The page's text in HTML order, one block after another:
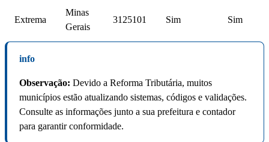
Extrema
Minas
Gerais
3125101 Sim Sim
info
Observação: Devido a Reforma Tributária, muitos
municípios estão atualizando sistemas, códigos e validações.
Consulte as informações junto a sua prefeitura e contador
para garantir conformidade.